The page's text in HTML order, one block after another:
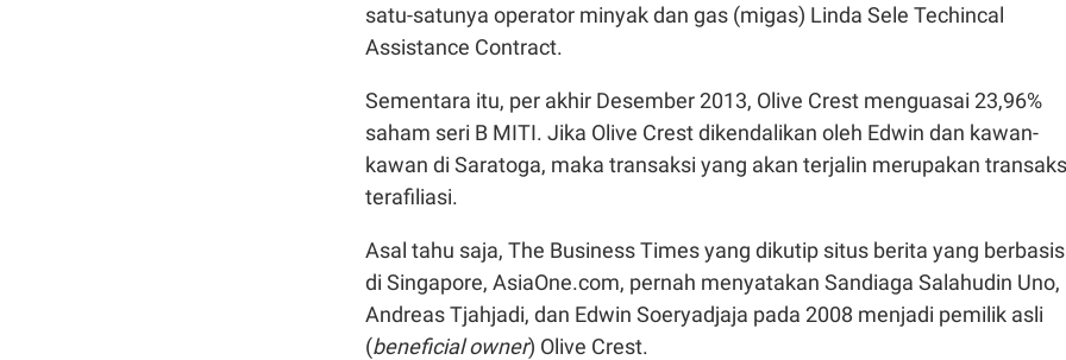
satu-satunya operator minyak dan gas (migas) Linda Sele Techincal
Assistance Contract.
Sementara itu, per akhir Desember 2013, Olive Crest menguasai 23,96%
saham seri B MITI. Jika Olive Crest dikendalikan oleh Edwin dan kawan-
kawan di Saratoga, maka transaksi yang akan terjalin merupakan
terafiliasi.
Asal tahu saja, The Business Times yang dikutip situs berita yang berbasis
di Singapore, AsiaOne.com, pernah menyatakan Sandiaga Salahudin Uno,
Andreas Tjahjadi, dan Edwin Soeryadjaja pada 2008 menjadi pemilik asli
(beneficial owner) Olive Crest.